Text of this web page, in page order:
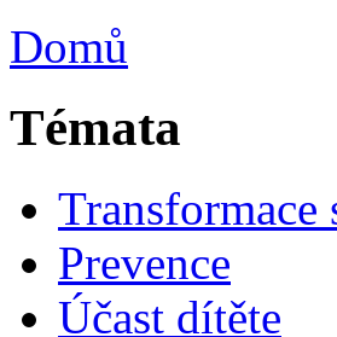
Domů
Témata
Transformace
Prevence
Účast dítěte